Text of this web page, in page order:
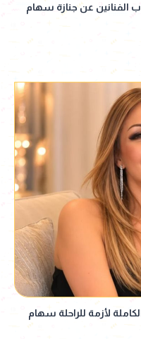
عن جنازة سهام
لأزمة للراحلة سهام